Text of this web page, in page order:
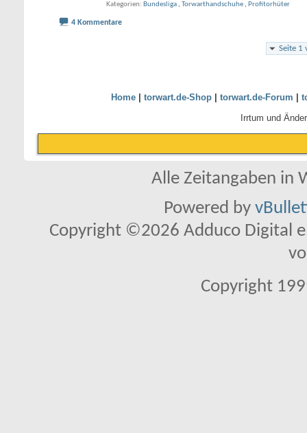
Kategorien Bundesliga , Torwarthandschuhe , Profitorhüter
4 Kommentare
Seite 1
Home| torwart.de-Shop| torwart.de-Forum |
Irrtum und
Alle Zeitangaben in
Powered by
Copyright ©2026 Adduco Digital
Copyright